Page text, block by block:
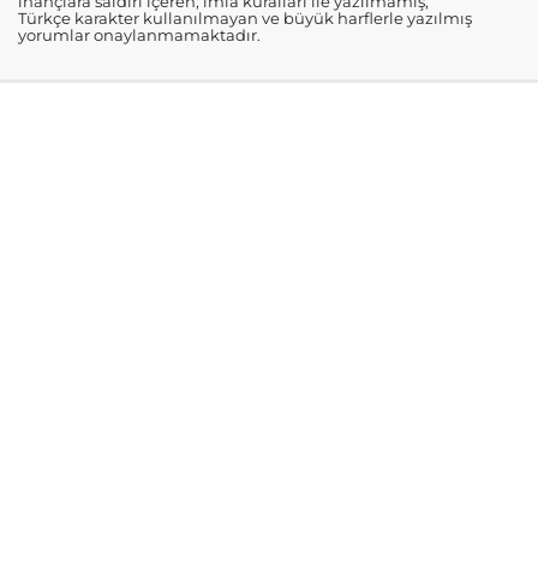
Türkçe karakter kullanılmayan ve büyük harflerle yazılmış
yorumlar onaylanmamaktadır.